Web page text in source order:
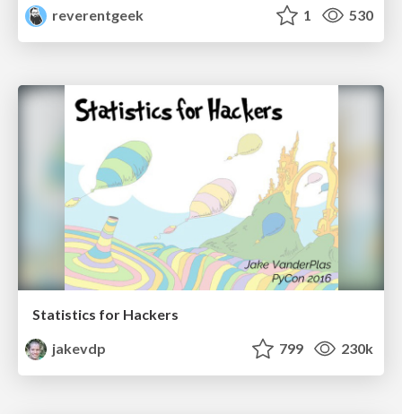
reverentgeek
1 530
Statistics for Hackers
jakevdp
799 230k